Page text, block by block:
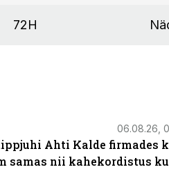
72H
06.08.26,
Ahti Kalde firmades
samas nii kahekordistus